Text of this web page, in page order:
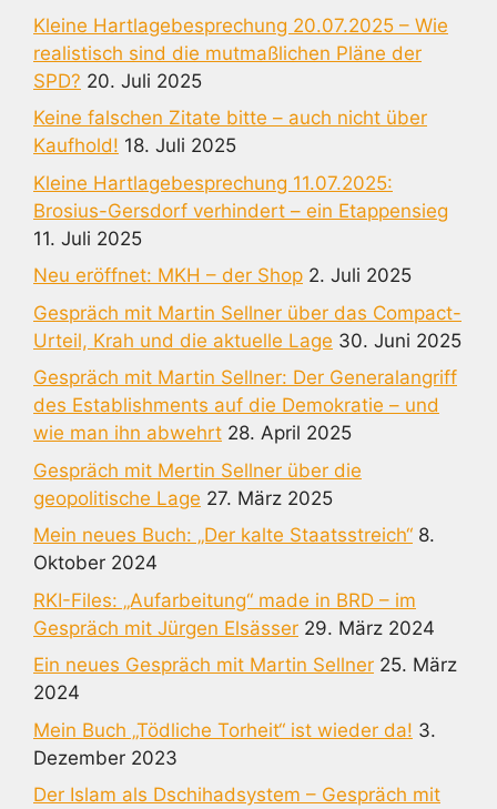
Kleine Hartlagebesprechung 20.07.2025 – Wie
realistisch sind die mutmaßlichen Pläne der
SPD? 20. Juli 2025
Keine falschen Zitate bitte – auch nicht über
Kaufhold! 18. Juli 2025
Kleine Hartlagebesprechung 11.07.2025:
Brosius-Gersdorf verhindert – ein Etappensieg
11. Juli 2025
Neu eröffnet: MKH – der Shop 2. Juli 2025
Gespräch mit Martin Sellner über das Compact-
Urteil, Krah und die aktuelle Lage 30. Juni 2025
Gespräch mit Martin Sellner: Der Generalangriff
des Establishments auf die Demokratie – und
wie man ihn abwehrt 28. April 2025
Gespräch mit Mertin Sellner über die
geopolitische Lage 27. März 2025
Mein neues Buch: „Der kalte Staatsstreich“ 8.
Oktober 2024
RKI-Files: „Aufarbeitung“ made in BRD – im
Gespräch mit Jürgen Elsässer 29. März 2024
Ein neues Gespräch mit Martin Sellner 25. März
2024
Mein Buch „Tödliche Torheit“ ist wieder da! 3.
Dezember 2023
Der Islam als Dschihadsystem – Gespräch mit